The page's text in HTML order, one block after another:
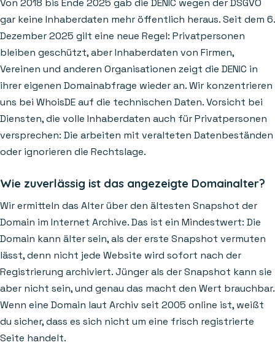
gar keine Inhaberdaten mehr öffentlich heraus. Seit dem 6.
Dezember 2025 gilt eine neue Regel: Privatpersonen
bleiben geschützt, aber Inhaberdaten von Firmen,
Vereinen und anderen Organisationen zeigt die DENIC in
ihrer eigenen Domainabfrage wieder an. Wir konzentrieren
uns bei WhoisDE auf die technischen Daten. Vorsicht bei
Diensten, die volle Inhaberdaten auch für Privatpersonen
versprechen: Die arbeiten mit veralteten Datenbeständen
oder ignorieren die Rechtslage.
Wie zuverlässig ist das angezeigte Domainalter?
Wir ermitteln das Alter über den ältesten Snapshot der
Domain im Internet Archive. Das ist ein Mindestwert: Die
Domain kann älter sein, als der erste Snapshot vermuten
lässt, denn nicht jede Website wird sofort nach der
Registrierung archiviert. Jünger als der Snapshot kann sie
aber nicht sein, und genau das macht den Wert brauchbar.
Wenn eine Domain laut Archiv seit 2005 online ist, weißt
du sicher, dass es sich nicht um eine frisch registrierte
Seite handelt.